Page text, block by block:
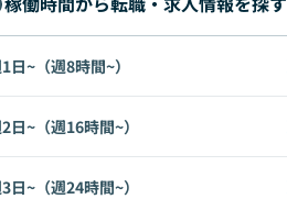
日~（週8時間~）
日~（週16時間~）
日~（週24時間~）